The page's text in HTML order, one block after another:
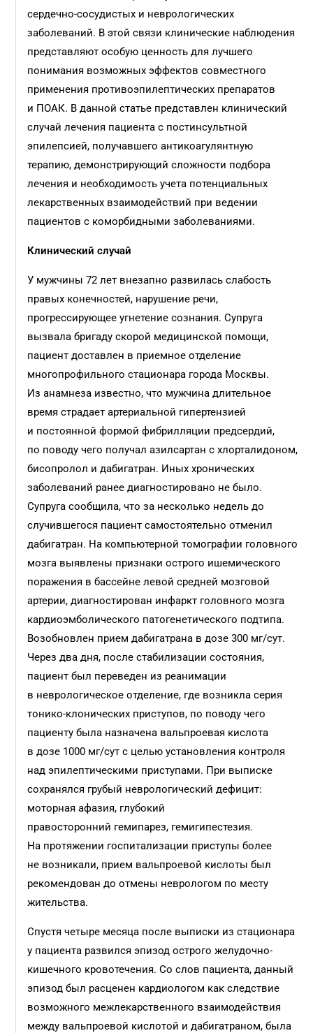
сердечно-сосудистых и неврологических
заболеваний. В этой связи клинические наблюдения
представляют особую ценность для лучшего
понимания возможных эффектов совместного
применения противоэпилептических препаратов
и ПОАК. В данной статье представлен клинический
случай лечения пациента с постинсультной
эпилепсией, получавшего антикоагулянтную
терапию, демонстрирующий сложности подбора
лечения и необходимость учета потенциальных
лекарственных взаимодействий при ведении
пациентов с коморбидными заболеваниями.
Клинический случай
У мужчины 72 лет внезапно развилась слабость
правых конечностей, нарушение речи,
прогрессирующее угнетение сознания. Супруга
вызвала бригаду скорой медицинской помощи,
пациент доставлен в приемное отделение
многопрофильного стационара города Москвы.
Из анамнеза известно, что мужчина длительное
время страдает артериальной гипертензией
и постоянной формой фибрилляции предсердий,
по поводу чего получал азилсартан с хлорталидоном,
бисопролол и дабигатран. Иных хронических
заболеваний ранее диагностировано не было.
Супруга сообщила, что за несколько недель до
случившегося пациент самостоятельно отменил
дабигатран. На компьютерной томографии головного
мозга выявлены признаки острого ишемического
поражения в бассейне левой средней мозговой
артерии, диагностирован инфаркт головного мозга
кардиоэмболического патогенетического подтипа.
Возобновлен прием дабигатрана в дозе 300 мг/сут.
Через два дня, после стабилизации состояния,
пациент был переведен из реанимации
в неврологическое отделение, где возникла серия
тонико-клонических приступов, по поводу чего
пациенту была назначена вальпроевая кислота
в дозе 1000 мг/сут с целью установления контроля
над эпилептическими приступами. При выписке
сохранялся грубый неврологический дефицит:
моторная афазия, глубокий
правосторонний гемипарез, гемигипестезия.
На протяжении госпитализации приступы более
не возникали, прием вальпроевой кислоты был
рекомендован до отмены неврологом по месту
жительства.
Спустя четыре месяца после выписки из стационара
у пациента развился эпизод острого желудочно-
кишечного кровотечения. Со слов пациента, данный
эпизод был расценен кардиологом как следствие
возможного межлекарственного взаимодействия
между вальпроевой кислотой и дабигатраном, была